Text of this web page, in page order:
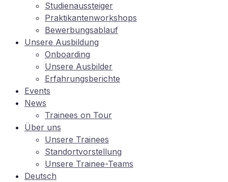
Stu­di­en­aus­stei­ger
Prak­ti­kan­ten­work­shops
Be­wer­bungs­ab­lauf
Un­se­re Ausbildung
On­boar­ding
Un­se­re Ausbilder
Er­fah­rungs­be­rich­te
Events
News
Trai­nees on Tour
Über uns
Un­se­re Trainees
Stand­ort­vor­stel­lung
Un­se­re Trainee-Teams
Deutsch